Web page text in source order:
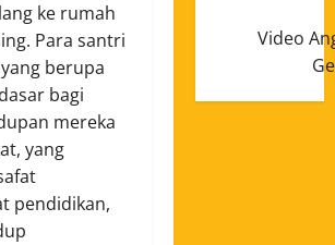
ke rumah
Para santri
berupa
bagi
mereka
yang
pendidikan,
Video